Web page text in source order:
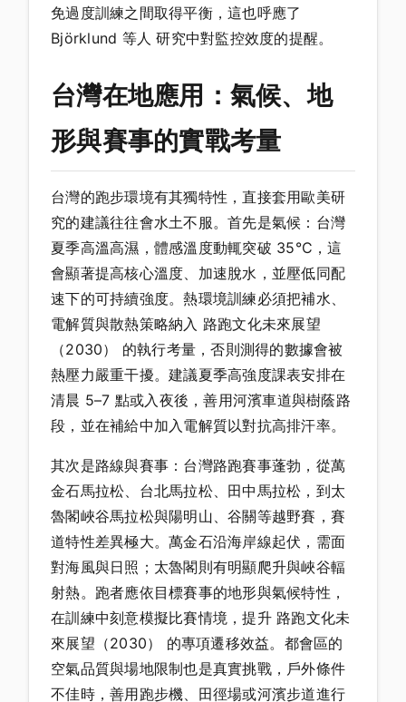
免過度訓練之間取得平衡，這也呼應了
Björklund 等人 研究中對監控效度的提醒。
台灣在地應用：氣候、地
形與賽事的實戰考量
台灣的跑步環境有其獨特性，直接套用歐美研
究的建議往往會水土不服。首先是氣候：台灣
夏季高溫高濕，體感溫度動輒突破 35°C，這
會顯著提高核心溫度、加速脫水，並壓低同配
速下的可持續強度。熱環境訓練必須把補水、
電解質與散熱策略納入 路跑文化未來展望
（2030） 的執行考量，否則測得的數據會被
熱壓力嚴重干擾。建議夏季高強度課表安排在
清晨 5–7 點或入夜後，善用河濱車道與樹蔭路
段，並在補給中加入電解質以對抗高排汗率。
其次是路線與賽事：台灣路跑賽事蓬勃，從萬
金石馬拉松、台北馬拉松、田中馬拉松，到太
魯閣峽谷馬拉松與陽明山、谷關等越野賽，賽
道特性差異極大。萬金石沿海岸線起伏，需面
對海風與日照；太魯閣則有明顯爬升與峽谷輻
射熱。跑者應依目標賽事的地形與氣候特性，
在訓練中刻意模擬比賽情境，提升 路跑文化未
來展望（2030） 的專項遷移效益。都會區的
空氣品質與場地限制也是真實挑戰，戶外條件
不佳時，善用跑步機、田徑場或河濱步道進行